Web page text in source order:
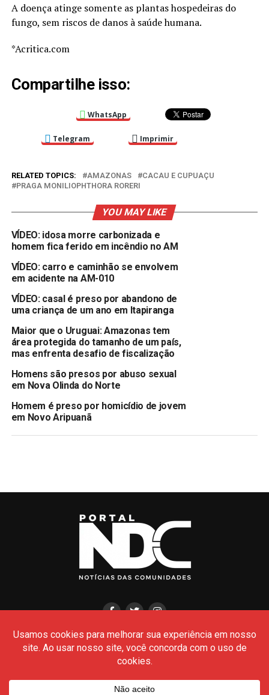
A doença atinge somente as plantas hospedeiras do
fungo, sem riscos de danos à saúde humana.
*Acritica.com
Compartilhe isso:
WhatsApp
Telegram Imprimir
RELATED TOPICS: AMAZONAS
CACAU E CUPUAÇU
PRAGA MONILIOPHTHORA RORERI
YOU MAY LIKE
VÍDEO: idosa morre carbonizada e
homem fica ferido em incêndio no AM
VÍDEO: carro e caminhão se envolvem
em acidente na AM-010
VÍDEO: casal é preso por abandono de
uma criança de um ano em Itapiranga
Maior que o Uruguai: Amazonas tem
área protegida do tamanho de um país,
mas enfrenta desafio de fiscalização
Homens são presos por abuso sexual
em Nova Olinda do Norte
Homem é preso por homicídio de jovem
em Novo Aripuanã
HOME POLÍCIA POLÍTICA
AMAZONAS
CULTURA